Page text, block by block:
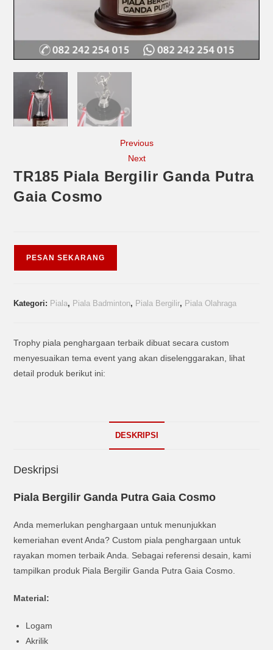
Previous
Next
TR185 Piala Bergilir Ganda Putra
Gaia Cosmo
PESAN SEKARANG
Kategori: Piala, Piala Badminton, Piala Bergilir, Piala Olahraga
Trophy piala penghargaan terbaik dibuat secara custom
menyesuaikan tema event yang akan diselenggarakan, lihat
detail produk berikut ini:
DESKRIPSI
Deskripsi
Piala Bergilir Ganda Putra Gaia Cosmo
Anda memerlukan penghargaan untuk menunjukkan
kemeriahan event Anda? Custom piala penghargaan untuk
rayakan momen terbaik Anda. Sebagai referensi desain, kami
tampilkan produk Piala Bergilir Ganda Putra Gaia Cosmo.
Material:
Logam
Akrilik